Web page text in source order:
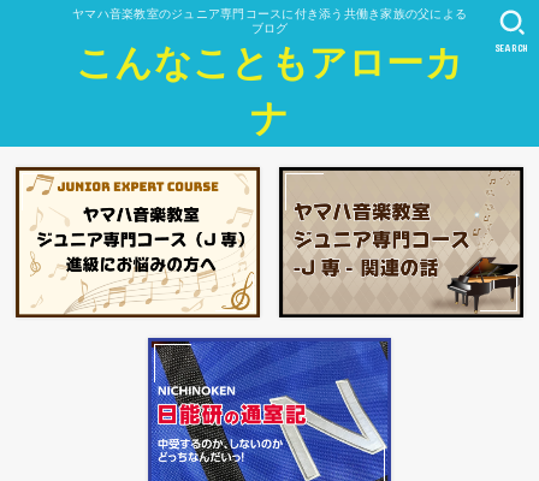
ヤマハ音楽教室のジュニア専門コースに付き添う共働き家族の父による
ブログ
こんなこともアローカ
ナ
SEARCH